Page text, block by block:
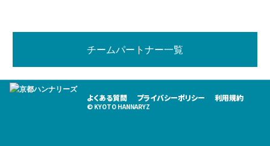
チームパートナー一覧
よくある質問 プライバシーポリシー 利用規約
© KYOTO HANNARYZ